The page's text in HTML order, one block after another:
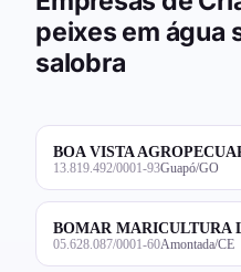
peixes em água
salobra
BOA VISTA
13.819.492/0001-93Guapó/GO
BOMAR MARICULTURA
05.628.087/0001-60Amontada/CE